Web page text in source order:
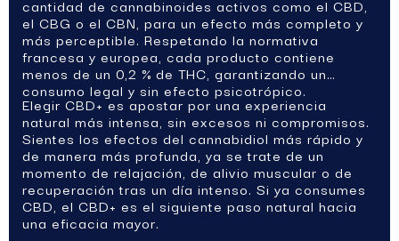
cantidad de cannabinoides activos como el CBD,
el CBG o el CBN, para un efecto más completo y
más perceptible. Respetando la normativa
francesa y europea, cada producto contiene
menos de un 0,2 % de THC, garantizando un
consumo legal y sin efecto psicotrópico.
Elegir CBD+ es apostar por una experiencia
natural más intensa, sin excesos ni compromisos.
Sientes los efectos del cannabidiol más rápido y
de manera más profunda, ya se trate de un
momento de relajación, de alivio muscular o de
recuperación tras un día intenso. Si ya consumes
CBD, el CBD+ es el siguiente paso natural hacia
una eficacia mayor.